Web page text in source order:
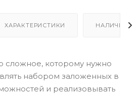
ХАРАКТЕРИСТИКИ НАЛИЧИЕ
сложное, которому нужно
набором заложенных в
и реализовывать